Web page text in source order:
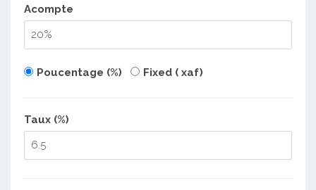
Acompte
Poucentage (%) Fixed ( xaf)
Taux (%)